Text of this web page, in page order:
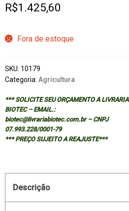
R$1.425,60
Fora de estoque
SKU: 10179
Categoria: Agricultura
*** SOLICITE SEU ORÇAMENTO A LIVRARIA
BIOTEC – EMAIL.:
biotec@livrariabiotec.com.br – CNPJ
07.993.228/0001-79
*** PREÇO SUJEITO A REAJUSTE***
Descrição